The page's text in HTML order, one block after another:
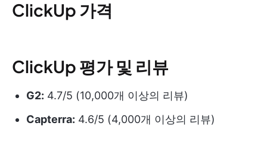
ClickUp 가격
ClickUp 평가 및 리뷰
G2: 4.7/5 (10,000개 이상의 리뷰)
Capterra: 4.6/5 (4,000개 이상의 리뷰)